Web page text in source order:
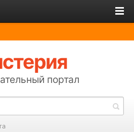
портал